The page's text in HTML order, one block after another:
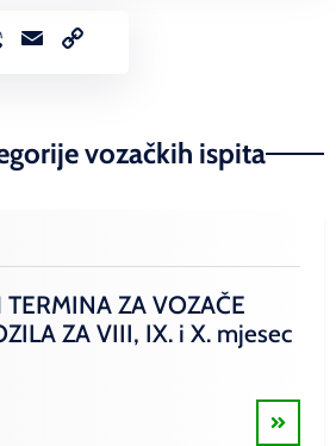
Viber Email
vozačkih ispita
ZA VOZAČE
ZA VIII, IX. i X. mjesec